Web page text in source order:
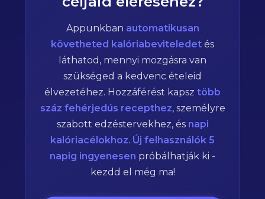
Appunkban automatikusan
követheted kalóriabeviteledet és
láthatod, mennyi mozgásra van
szükséged a kedvenc ételeid
élvezetéhez. Hozzáférést kapsz több
száz fehérjedús recepthez, személyre
szabott edzéstervekhez, és napi
kalóriacélokhoz. Új felhasználók 5
napig ingyenesen próbálhatják ki -
kezdd el még ma!